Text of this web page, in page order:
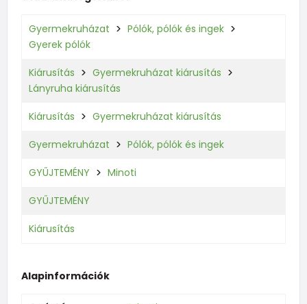
Gyermekruházat
Pólók, pólók és ingek
Gyerek pólók
Kiárusítás
Gyermekruházat kiárusítás
Lányruha kiárusítás
Kiárusítás Gyermekruházat kiárusítás
Gyermekruházat Pólók, pólók és ingek
GYŰJTEMÉNY Minoti
GYŰJTEMÉNY
Kiárusítás
Alapinformációk